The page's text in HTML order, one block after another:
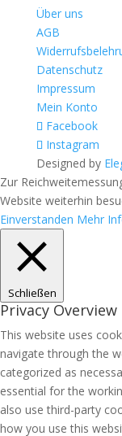
Über uns
AGB
Datenschutz
Impressum
Mein Konto
Facebook
Instagram
Designed by
Zur
Website weiterhin
Einverstanden Mehr
Schließen
Privacy Overview
This website uses
navigate through the
categorized as
essential for the
also use third-party
how you use this